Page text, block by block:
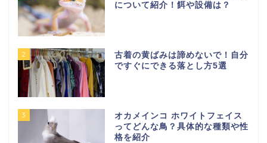
について紹介！餌や設備は？
2
古着の黄ばみは諦めないで！自分
ですぐにできる落とし方5選
3
オカメインコ ホワイトフェイス
ってどんな鳥？具体的な種類や性
格を紹介